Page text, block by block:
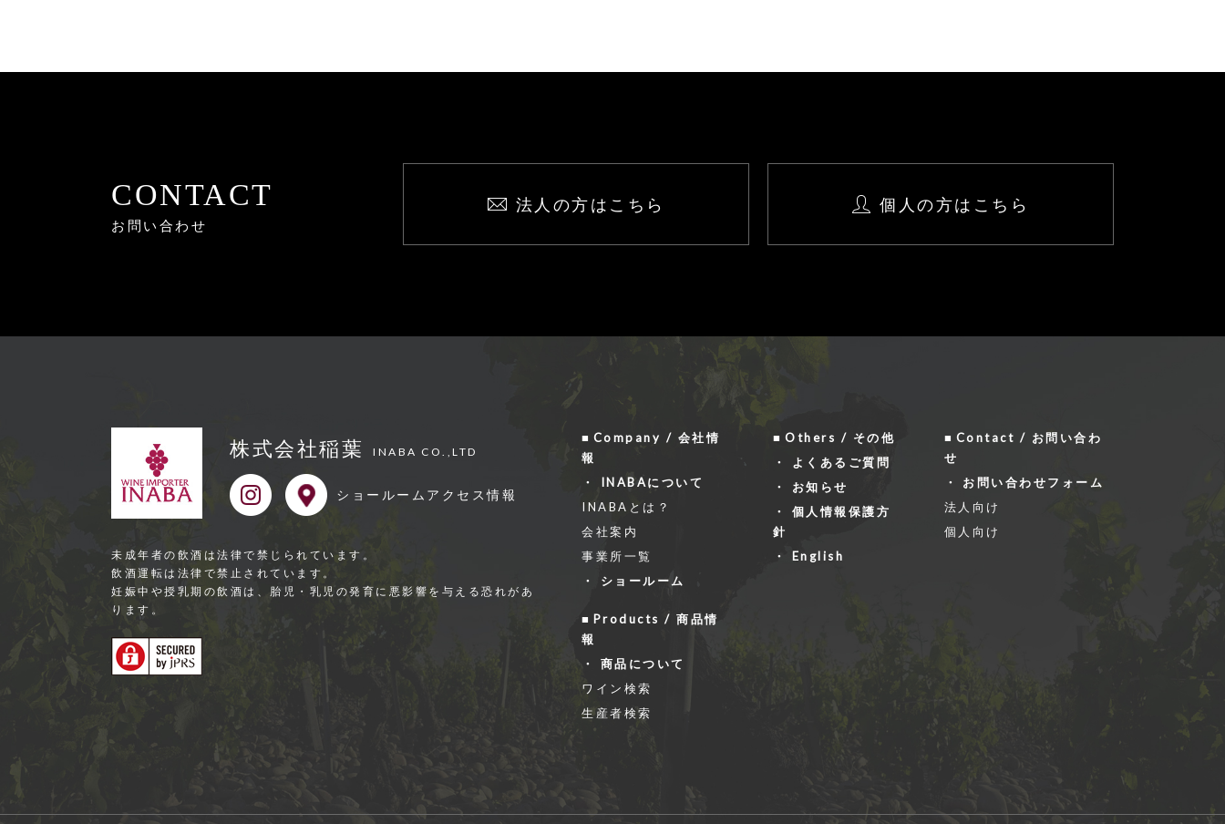
CONTACT
お問い合わせ
法人の方はこちら 個人の方はこちら
株式会社稲葉 INABA CO.,LTD
ショールーム アクセス情報
未成年者の飲酒は法律で禁じられています。
飲酒運転は法律で禁⽌されています。
妊娠中や授乳期の飲酒は、胎児・乳児の発育に悪影響を与える恐れがあ
ります。
Company / 会社情
報
INABAについて
INABAとは？
会社案内
事業所一覧
ショールーム
Products / 商品情
報
商品について
ワイン検索
生産者検索
Others / その他
よくあるご質問
お知らせ
個人情報保護方
針
English
Contact / お問い合わ
せ
お問い合わせフォーム
法人向け
個人向け